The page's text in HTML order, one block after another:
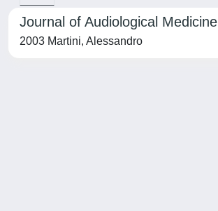
Journal of Audiological Medicine
2003 Martini, Alessandro